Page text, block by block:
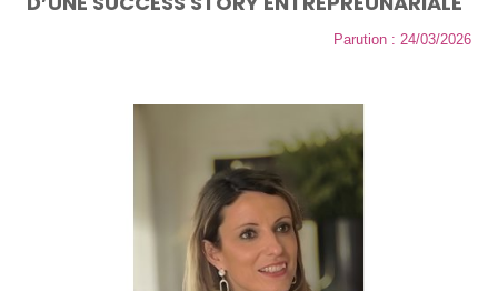
Parution : 24/03/2026